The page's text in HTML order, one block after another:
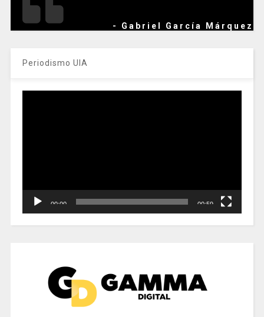
- Gabriel García Márquez
Periodismo UIA
00:00 00:59